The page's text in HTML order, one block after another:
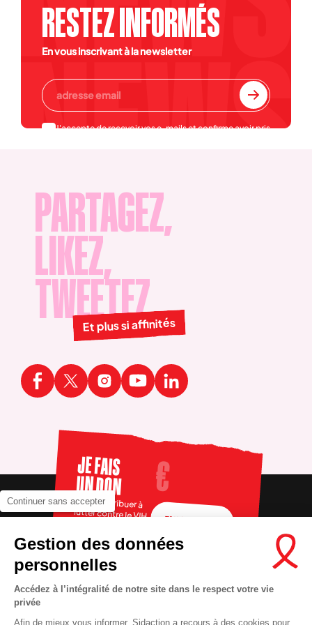
Continuer sans accepter
Gestion des données
personnelles
Accédez à l’intégralité de notre site dans le respect votre vie
privée
Afin de mieux vous informer, Sidaction a recours à des cookies pour
RESTEZ INFORMÉS
En vous inscrivant à la newsletter
J'accepte de recevoir vos e-mails et confirme avoir pris
PARTAGEZ,
LIKEZ,
TWEETEZ
Et plus si affinités
JE FAIS
UN DON
Pour contribuer à
lutter contre le VIH FAIRE UN DON